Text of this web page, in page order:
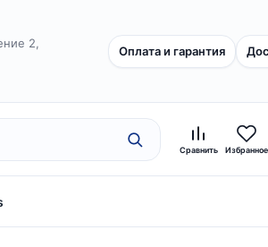
2,
Оплата и гарантия
Сравнить Избранное